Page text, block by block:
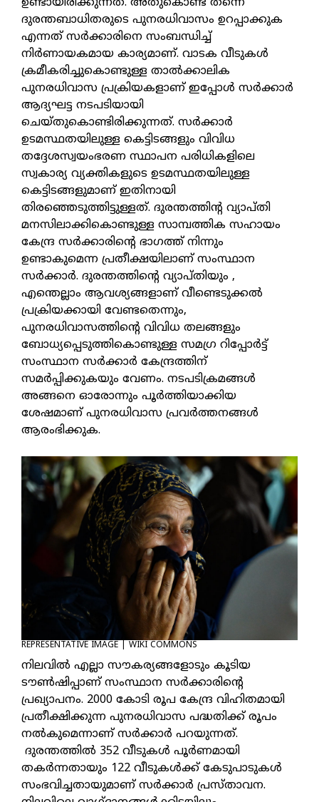
ദുരന്തബാധിതരുടെ പുനരധിവാസം ഉറപ്പാക്കുക
എന്നത് സര്‍ക്കാരിനെ സംബന്ധിച്ച്
നിര്‍ണായകമായ കാര്യമാണ്. വാടക വീടുകള്‍
ക്രമീകരിച്ചുകൊണ്ടുള്ള താല്‍ക്കാലിക
പുനരധിവാസ പ്രക്രിയകളാണ് ഇപ്പോള്‍ സര്‍ക്കാര്‍
ആദ്യഘട്ട നടപടിയായി
ചെയ്തുകൊണ്ടിരിക്കുന്നത്. സര്‍ക്കാര്‍
ഉടമസ്ഥതയിലുള്ള കെട്ടിടങ്ങളും വിവിധ
തദ്ദേശസ്വയംഭരണ സ്ഥാപന പരിധികളിലെ
സ്വകാര്യ വ്യക്തികളുടെ ഉടമസ്ഥതയിലുള്ള
കെട്ടിടങ്ങളുമാണ് ഇതിനായി
തിരഞ്ഞെടുത്തിട്ടുള്ളത്. ദുരന്തത്തിന്റ വ്യാപ്തി
മനസിലാക്കികൊണ്ടുള്ള സാമ്പത്തിക സഹായം
കേന്ദ്ര സര്‍ക്കാരിന്റെ ഭാഗത്ത് നിന്നും
ഉണ്ടാകുമെന്ന പ്രതീക്ഷയിലാണ് സംസ്ഥാന
സര്‍ക്കാര്‍. ദുരന്തത്തിന്റെ വ്യാപ്തിയും ,
എന്തെല്ലാം ആവശ്യങ്ങളാണ് വീണ്ടെടുക്കല്‍
പ്രക്രിയക്കായി വേണ്ടതെന്നും,
പുനരധിവാസത്തിന്റെ വിവിധ തലങ്ങളും
ബോധ്യപ്പെടുത്തികൊണ്ടുള്ള സമഗ്ര റിപ്പോര്‍ട്ട്
സംസ്ഥാന സര്‍ക്കാര്‍ കേന്ദ്രത്തിന്
സമര്‍പ്പിക്കുകയും വേണം. നടപടിക്രമങ്ങള്‍
അങ്ങനെ ഓരോന്നും പൂര്‍ത്തിയാക്കിയ
ശേഷമാണ് പുനരധിവാസ പ്രവര്‍ത്തനങ്ങള്‍
ആരംഭിക്കുക.
REPRESENTATIVE IMAGE | WIKI COMMONS
നിലവില്‍ എല്ലാ സൗകര്യങ്ങളോടും കൂടിയ
ടൗണ്‍ഷിപ്പാണ് സംസ്ഥാന സര്‍ക്കാരിന്റെ
പ്രഖ്യാപനം. 2000 കോടി രൂപ കേന്ദ്ര വിഹിതമായി
പ്രതീക്ഷിക്കുന്ന പുനരധിവാസ പദ്ധതിക്ക് രൂപം
നല്‍കുമെന്നാണ് സര്‍ക്കാര്‍ പറയുന്നത്.
ദുരന്തത്തില്‍ 352 വീടുകള്‍ പൂര്‍ണമായി
തകര്‍ന്നതായും 122 വീടുകള്‍ക്ക് കേടുപാടുകള്‍
സംഭവിച്ചതായുമാണ് സര്‍ക്കാര്‍ പ്രസ്താവന.